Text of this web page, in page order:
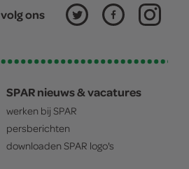
volg ons
SPAR nieuws & vacatures
werken bij SPAR
persberichten
downloaden SPAR logo's